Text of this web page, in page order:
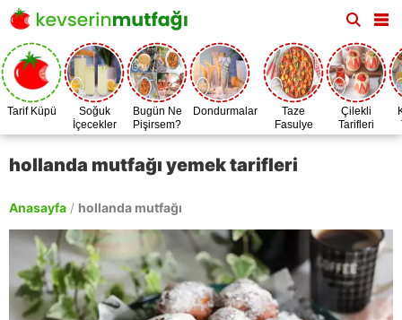
Tarif Küpü
Soğuk
İçecekler
Bugün Ne
Pişirsem?
Dondurmalar
Taze
Fasulye
Zamanı
Çilekli
Tarifleri
hollanda mutfağı yemek tarifleri
Anasayfa / hollanda mutfağı